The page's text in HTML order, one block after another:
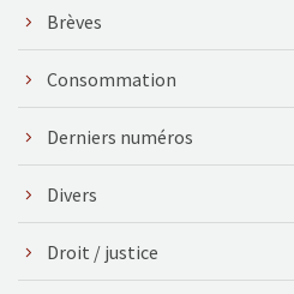
Brèves
Consommation
Derniers numéros
Divers
Droit / justice